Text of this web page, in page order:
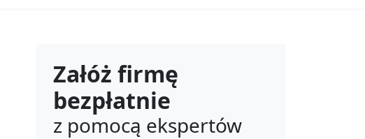
Załóż firmę
bezpłatnie
z pomocą ekspertów